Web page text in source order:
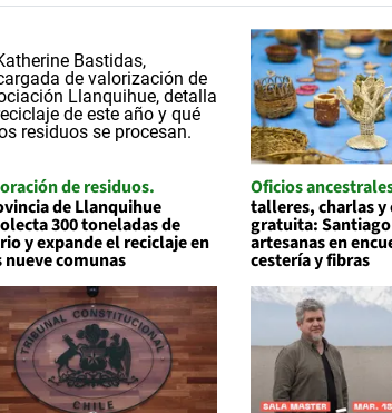
de residuos
de Llanquihue
300 toneladas de
y expande el reciclaje en
nueve comunas
Oficios
talleres, charlas y
gratuita:
artesanas en
cestería y fibras